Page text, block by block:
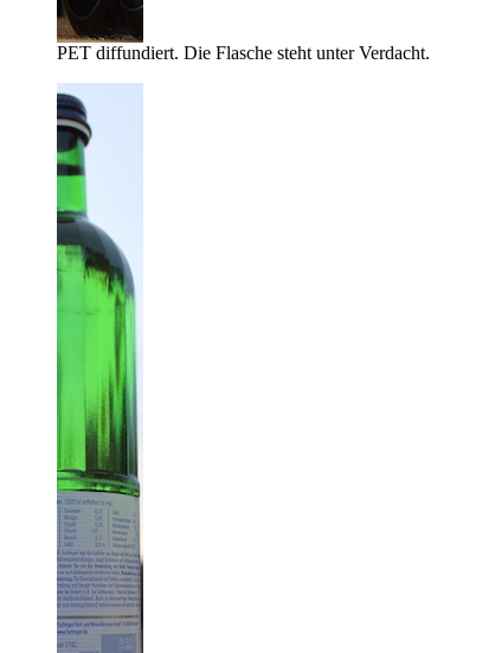
PET diffundiert. Die Flasche steht unter Verdacht.